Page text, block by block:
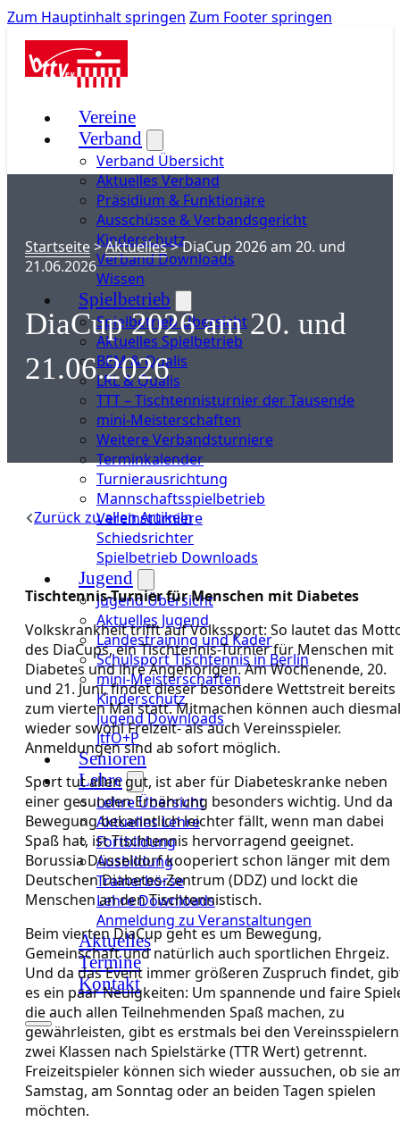
Zum Hauptinhalt springen Zum Footer springen
Vereine
Verband
Verband Übersicht
Aktuelles Verband
Präsidium & Funktionäre
Ausschüsse & Verbandsgericht
Kinderschutz
Verband Downloads
Wissen
Spielbetrieb
Spielbetrieb Übersicht
Aktuelles Spielbetrieb
BEM & Qualis
LRL & Qualis
TTT – Tischtennisturnier der Tausende
mini-Meisterschaften
Weitere Verbandsturniere
Terminkalender
Turnierausrichtung
Mannschaftsspielbetrieb
Vereinsturniere
Schiedsrichter
Spielbetrieb Downloads
Jugend
Jugend Übersicht
Aktuelles Jugend
Landestraining und Kader
Schulsport Tischtennis in Berlin
mini-Meisterschaften
Kinderschutz
Jugend Downloads
JtfO+P
Senioren
Lehre
Lehre Übersicht
Aktuelles Lehre
Fortbildung
Ausbildung
Trainerbörse
Lehre Downloads
Anmeldung zu Veranstaltungen
Aktuelles
Termine
Kontakt
Startseite>Aktuelles>DiaCup 2026 am 20. und
21.06.2026
DiaCup 2026 am 20. und
21.06.2026
Zurück zu allen Artikeln
Tischtennis-Turnier für Menschen mit Diabetes
Volkskrankheit trifft auf Volkssport: So lautet das
des DiaCups, ein Tischtennis-Turnier für Menschen mit
Diabetes und ihre Angehörigen. Am Wochenende, 20.
und 21. Juni, findet dieser besondere Wettstreit bereits
zum vierten Mal statt. Mitmachen können auch diesmal
wieder sowohl Freizeit- als auch Vereinsspieler.
Anmeldungen sind ab sofort möglich.
Sport tut allen gut, ist aber für Diabeteskranke neben
einer gesunden Ernährung besonders wichtig. Und da
Bewegung bekanntlich leichter fällt, wenn man dabei
Spaß hat, ist Tischtennis hervorragend geeignet.
Borussia Düsseldorf kooperiert schon länger mit dem
Deutschen Diabetes-Zentrum (DDZ) und lockt die
Menschen an den Tischtennistisch.
Beim vierten DiaCup geht es um Bewegung,
Gemeinschaft und natürlich auch sportlichen Ehrgeiz.
Und da das Event immer größeren Zuspruch findet,
es ein paar Neuigkeiten: Um spannende und faire
die auch allen Teilnehmenden Spaß machen, zu
gewährleisten, gibt es erstmals bei den Vereinsspielern
zwei Klassen nach Spielstärke (TTR Wert) getrennt.
Freizeitspieler können sich wieder aussuchen, ob sie
Samstag, am Sonntag oder an beiden Tagen spielen
möchten.